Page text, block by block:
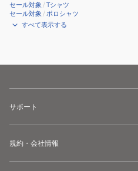
セール対象 /Tシャツ
セール対象 /ポロシャツ
すべて表示する
サポート
規約・会社情報